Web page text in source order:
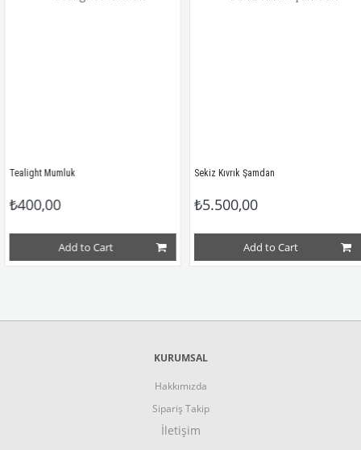
Tealight Mumluk
₺400,00
Add to Cart
Sekiz Kıvrık Şamdan
₺5.500,00
Add to Cart
KURUMSAL
Hakkımızda
Sipariş Takip
İletişim